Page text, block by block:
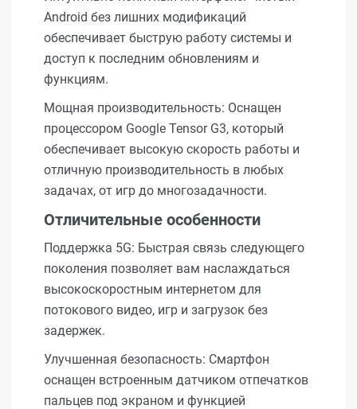
Android без лишних модификаций
обеспечивает быструю работу системы и
доступ к последним обновлениям и
функциям.
Мощная производительность: Оснащен
процессором Google Tensor G3, который
обеспечивает высокую скорость работы и
отличную производительность в любых
задачах, от игр до многозадачности.
Отличительные особенности
Поддержка 5G: Быстрая связь следующего
поколения позволяет вам наслаждаться
высокоскоростным интернетом для
потокового видео, игр и загрузок без
задержек.
Улучшенная безопасность: Смартфон
оснащен встроенным датчиком отпечатков
пальцев под экраном и функцией